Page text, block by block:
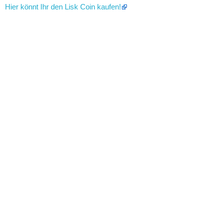
Hier könnt Ihr den Lisk Coin kaufen!